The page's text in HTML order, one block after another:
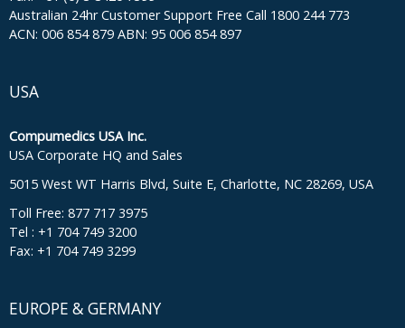
Australian 24hr Customer Support Free Call 1800 244 773
ACN: 006 854 879 ABN: 95 006 854 897
USA
Compumedics USA Inc.
USA Corporate HQ and Sales
5015 West WT Harris Blvd, Suite E, Charlotte, NC 28269, USA
Toll Free: 877 717 3975
Tel : +1 704 749 3200
Fax: +1 704 749 3299
EUROPE & GERMANY